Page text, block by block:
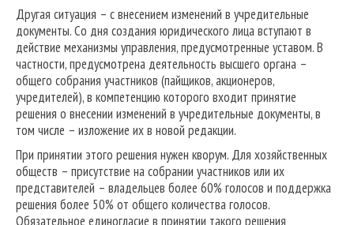
Другая ситуация – с внесением изменений в учредительные
документы. Со дня создания юридического лица вступают в
действие механизмы управления, предусмотренные уставом. В
частности, предусмотрена деятельность высшего органа –
общего собрания участников (пайщиков, акционеров,
учредителей), в компетенцию которого входит принятие
решения о внесении изменений в учредительные документы, в
том числе – изложение их в новой редакции.
При принятии этого решения нужен кворум. Для хозяйственных
обществ – присутствие на собрании участников или их
представителей – владельцев более 60% голосов и поддержка
решения более 50% от общего количества голосов.
Обязательное единогласие в принятии такого решения